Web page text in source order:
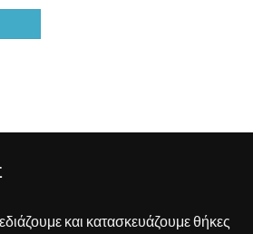
και κατασκευάζουμε θήκες